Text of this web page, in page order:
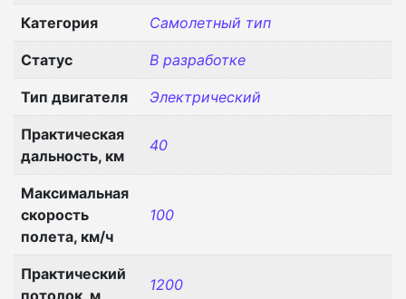
Категория Самолетный тип
Статус В разработке
Тип двигателя Электрический
Практическая
дальность, км
40
Максимальная
скорость
полета, км/ч
100
Практический
1200